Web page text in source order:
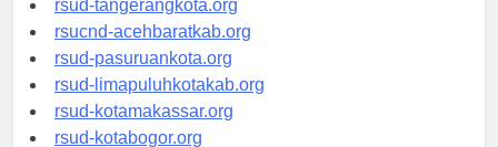
rsud-tangerangkota.org
rsucnd-acehbaratkab.org
rsud-pasuruankota.org
rsud-limapuluhkotakab.org
rsud-kotamakassar.org